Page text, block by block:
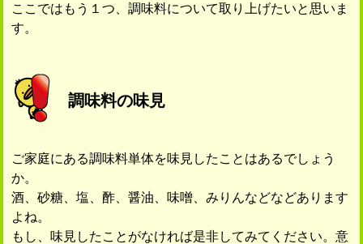
ここではもう１つ、調味料について取り上げたいと思いま
す。
調味料の味見
ご家庭にある調味料単体を味見したことはあるでしょう
か。
酒、砂糖、塩、酢、醤油、味噌、みりんなどなどあります
よね。
もし、味見したことがなければ是非してみてください。意